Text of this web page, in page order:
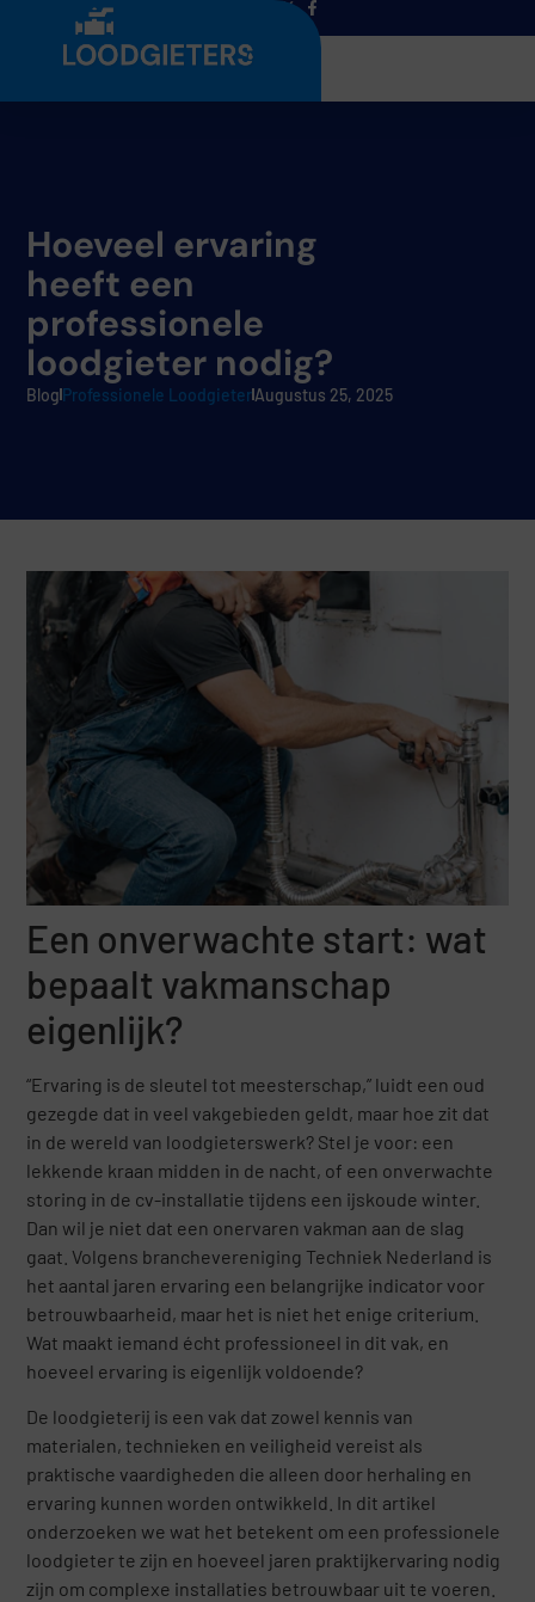
Menu
Hoeveel ervaring
heeft een
professionele
loodgieter nodig?
BlogProfessionele LoodgieterAugustus 25, 2025
Een onverwachte start: wat
bepaalt vakmanschap
eigenlijk?
“Ervaring is de sleutel tot meesterschap,” luidt een oud
gezegde dat in veel vakgebieden geldt, maar hoe zit dat
in de wereld van loodgieterswerk? Stel je voor: een
lekkende kraan midden in de nacht, of een onverwachte
storing in de cv-installatie tijdens een ijskoude winter.
Dan wil je niet dat een onervaren vakman aan de slag
gaat. Volgens branchevereniging Techniek Nederland is
het aantal jaren ervaring een belangrijke indicator voor
betrouwbaarheid, maar het is niet het enige criterium.
Wat maakt iemand écht professioneel in dit vak, en
hoeveel ervaring is eigenlijk voldoende?
De loodgieterij is een vak dat zowel kennis van
materialen, technieken en veiligheid vereist als
praktische vaardigheden die alleen door herhaling en
ervaring kunnen worden ontwikkeld. In dit artikel
onderzoeken we wat het betekent om een professionele
loodgieter te zijn en hoeveel jaren praktijkervaring nodig
zijn om complexe installaties betrouwbaar uit te voeren.